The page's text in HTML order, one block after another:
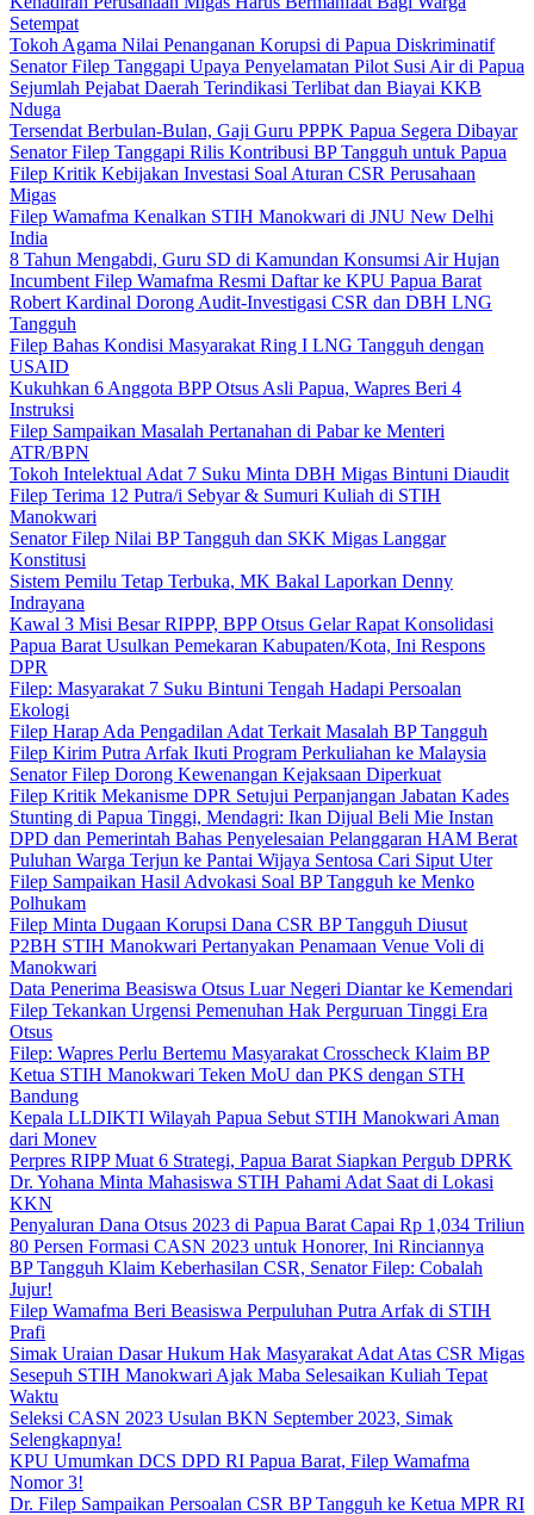
Setempat
Tokoh Agama Nilai Penanganan Korupsi di Papua Diskriminatif
Senator Filep Tanggapi Upaya Penyelamatan Pilot Susi Air di Papua
Sejumlah Pejabat Daerah Terindikasi Terlibat dan Biayai KKB
Nduga
Tersendat Berbulan-Bulan, Gaji Guru PPPK Papua Segera Dibayar
Senator Filep Tanggapi Rilis Kontribusi BP Tangguh untuk Papua
Filep Kritik Kebijakan Investasi Soal Aturan CSR Perusahaan
Migas
Filep Wamafma Kenalkan STIH Manokwari di JNU New Delhi
India
8 Tahun Mengabdi, Guru SD di Kamundan Konsumsi Air Hujan
Incumbent Filep Wamafma Resmi Daftar ke KPU Papua Barat
Robert Kardinal Dorong Audit-Investigasi CSR dan DBH LNG
Tangguh
Filep Bahas Kondisi Masyarakat Ring I LNG Tangguh dengan
USAID
Kukuhkan 6 Anggota BPP Otsus Asli Papua, Wapres Beri 4
Instruksi
Filep Sampaikan Masalah Pertanahan di Pabar ke Menteri
ATR/BPN
Tokoh Intelektual Adat 7 Suku Minta DBH Migas Bintuni Diaudit
Filep Terima 12 Putra/i Sebyar & Sumuri Kuliah di STIH
Manokwari
Senator Filep Nilai BP Tangguh dan SKK Migas Langgar
Konstitusi
Sistem Pemilu Tetap Terbuka, MK Bakal Laporkan Denny
Indrayana
Kawal 3 Misi Besar RIPPP, BPP Otsus Gelar Rapat Konsolidasi
Papua Barat Usulkan Pemekaran Kabupaten/Kota, Ini Respons
DPR
Filep: Masyarakat 7 Suku Bintuni Tengah Hadapi Persoalan
Ekologi
Filep Harap Ada Pengadilan Adat Terkait Masalah BP Tangguh
Filep Kirim Putra Arfak Ikuti Program Perkuliahan ke Malaysia
Senator Filep Dorong Kewenangan Kejaksaan Diperkuat
Filep Kritik Mekanisme DPR Setujui Perpanjangan Jabatan Kades
Stunting di Papua Tinggi, Mendagri: Ikan Dijual Beli Mie Instan
DPD dan Pemerintah Bahas Penyelesaian Pelanggaran HAM Berat
Puluhan Warga Terjun ke Pantai Wijaya Sentosa Cari Siput Uter
Filep Sampaikan Hasil Advokasi Soal BP Tangguh ke Menko
Polhukam
Filep Minta Dugaan Korupsi Dana CSR BP Tangguh Diusut
P2BH STIH Manokwari Pertanyakan Penamaan Venue Voli di
Manokwari
Data Penerima Beasiswa Otsus Luar Negeri Diantar ke Kemendari
Filep Tekankan Urgensi Pemenuhan Hak Perguruan Tinggi Era
Otsus
Filep: Wapres Perlu Bertemu Masyarakat Crosscheck Klaim BP
Ketua STIH Manokwari Teken MoU dan PKS dengan STH
Bandung
Kepala LLDIKTI Wilayah Papua Sebut STIH Manokwari Aman
dari Monev
Perpres RIPP Muat 6 Strategi, Papua Barat Siapkan Pergub DPRK
Dr. Yohana Minta Mahasiswa STIH Pahami Adat Saat di Lokasi
KKN
Penyaluran Dana Otsus 2023 di Papua Barat Capai Rp 1,034 Triliun
80 Persen Formasi CASN 2023 untuk Honorer, Ini Rinciannya
BP Tangguh Klaim Keberhasilan CSR, Senator Filep: Cobalah
Jujur!
Filep Wamafma Beri Beasiswa Perpuluhan Putra Arfak di STIH
Prafi
Simak Uraian Dasar Hukum Hak Masyarakat Adat Atas CSR Migas
Sesepuh STIH Manokwari Ajak Maba Selesaikan Kuliah Tepat
Waktu
Seleksi CASN 2023 Usulan BKN September 2023, Simak
Selengkapnya!
KPU Umumkan DCS DPD RI Papua Barat, Filep Wamafma
Nomor 3!
Dr. Filep Sampaikan Persoalan CSR BP Tangguh ke Ketua MPR RI